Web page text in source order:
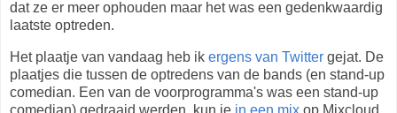
dat ze er meer ophouden maar het was een gedenkwaardig
laatste optreden.
Het plaatje van vandaag heb ik ergens van Twitter gejat. De
plaatjes die tussen de optredens van de bands (en stand-up
comedian. Een van de voorprogramma's was een stand-up